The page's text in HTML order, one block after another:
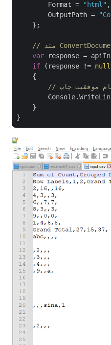
        Format =
"html" ,
        OutputPath =
    };
var response =
if (response != null
    {
موفقیت چاپ
    }